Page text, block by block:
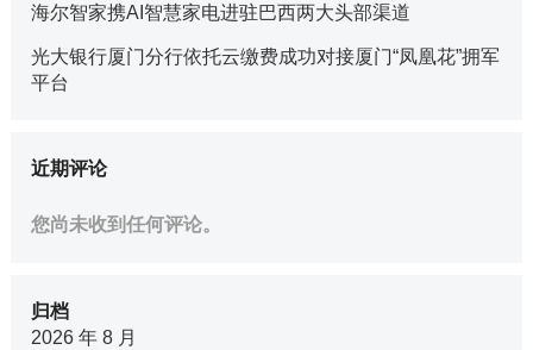
海尔智家携AI智慧家电进驻巴西两大头部渠道
光大银行厦门分行依托云缴费成功对接厦门“凤凰花”拥军
平台
近期评论
您尚未收到任何评论。
归档
2026 年 8 月